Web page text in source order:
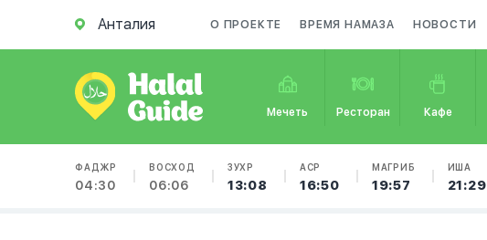
Анталия О ПРОЕКТЕ ВРЕМЯ НАМАЗА НОВОСТИ
Мечеть Ресторан Кафе
ФАДЖР
04:30
ВОСХОД
06:06
ЗУХР
13:08
АСР
16:50
МАГРИБ
19:57
ИША
21:29